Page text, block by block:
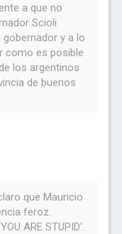
a que no
Scioli
y a lo
como es posible
los argentinos
de buenos
que Mauricio
feroz.
ARE STUPID'.